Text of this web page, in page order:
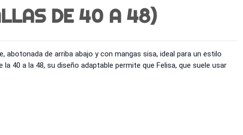
DE 40 A 48)
abotonada de arriba abajo y con mangas sisa, ideal para un estilo
40 a la 48, su diseño adaptable permite que Felisa, que suele usar